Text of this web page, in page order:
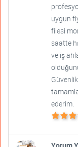
uygun
filesi
saatte
ve iş
ederim.